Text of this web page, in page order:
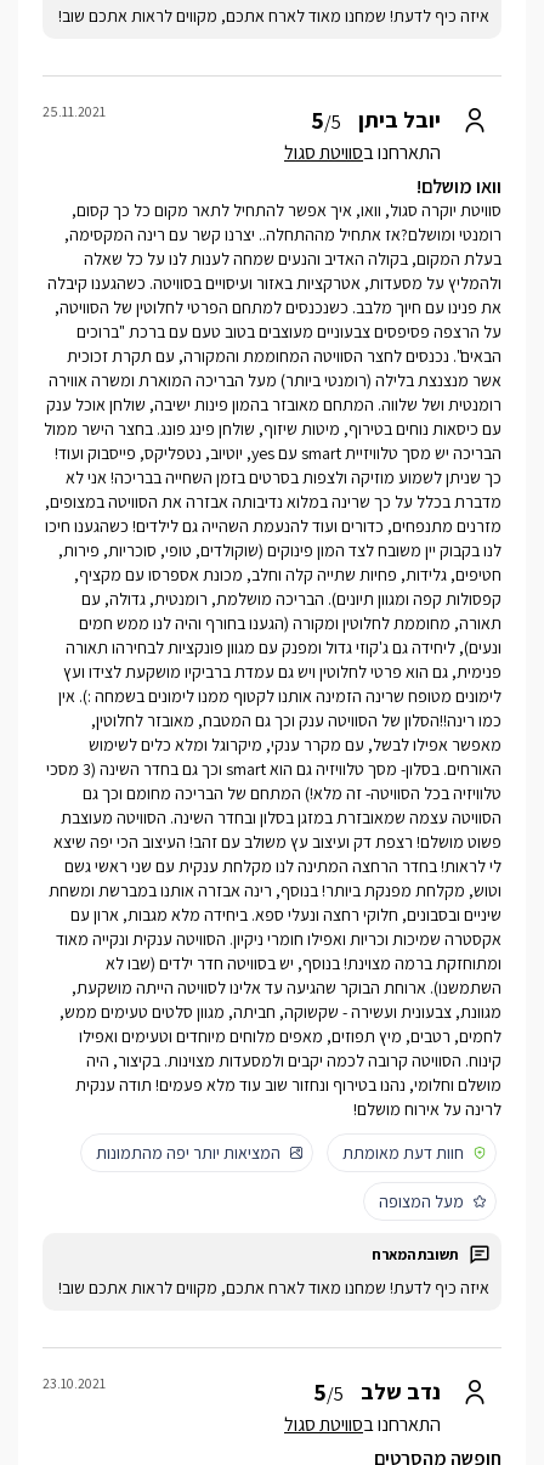
איזה כיף לדעת! שמחנו מאוד לארח אתכם, מקווים לראות אתכם שוב!
יובל ביתן 5/5
התארחנו בסוויטת סגול
25.11.2021
וואו מושלם!
סוויטת יוקרה סגול, וואו, איך אפשר להתחיל לתאר מקום כל כך קסום,
רומנטי ומושלם?אז אתחיל מההתחלה.. יצרנו קשר עם רינה המקסימה,
בעלת המקום, בקולה האדיב והנעים שמחה לענות לנו על כל שאלה
ולהמליץ על מסעדות, אטרקציות באזור ועיסויים בסוויטה. כשהגענו קיבלה
את פנינו עם חיוך מלבב. כשנכנסים למתחם הפרטי לחלוטין של הסוויטה,
על הרצפה פסיפסים צבעוניים מעוצבים בטוב טעם עם ברכת "ברוכים
הבאים". נכנסים לחצר הסוויטה המחוממת והמקורה, עם תקרת זכוכית
אשר מנצנצת בלילה (רומנטי ביותר) מעל הבריכה המוארת ומשרה אווירה
רומנטית ושל שלווה. המתחם מאובזר בהמון פינות ישיבה, שולחן אוכל ענק
עם כיסאות נוחים בטירוף, מיטות שיזוף, שולחן פינג פונג. בחצר הישר ממול
הבריכה יש מסך טלוויזיית smart עם yes, יוטיוב, נטפליקס, פייסבוק ועוד!
כך שניתן לשמוע מוזיקה ולצפות בסרטים בזמן השחייה בבריכה! אני לא
מדברת בכלל על כך שרינה במלוא נדיבותה אבזרה את הסוויטה במצופים,
מזרנים מתנפחים, כדורים ועוד להנעמת השהייה גם לילדים! כשהגענו חיכו
לנו בקבוק יין משובח לצד המון פינוקים (שוקולדים, טופי, סוכריות, פירות,
חטיפים, גלידות, פחיות שתייה קלה וחלב, מכונת אספרסו עם מקציף,
קפסולות קפה ומגוון תיונים). הבריכה מושלמת, רומנטית, גדולה, עם
תאורה, מחוממת לחלוטין ומקורה (הגענו בחורף והיה לנו ממש חמים
ונעים), ליחידה גם ג'קוזי גדול ומפנק עם מגוון פונקציות לבחירהו תאורה
פנימית, גם הוא פרטי לחלוטין ויש גם עמדת ברביקיו מושקעת לצידו ועץ
לימונים מטופח שרינה הזמינה אותנו לקטוף ממנו לימונים בשמחה :). אין
כמו רינה!!הסלון של הסוויטה ענק וכך גם המטבח, מאובזר לחלוטין,
מאפשר אפילו לבשל, עם מקרר ענקי, מיקרוגל ומלא כלים לשימוש
האורחים. בסלון- מסך טלוויזיה גם הוא smart וכך גם בחדר השינה (3 מסכי
טלוויזיה בכל הסוויטה- זה מלא!) המתחם של הבריכה מחומם וכך גם
הסוויטה עצמה שמאובזרת במזגן בסלון ובחדר השינה. הסוויטה מעוצבת
פשוט מושלם! רצפת דק ועיצוב עץ משולב עם זהב! העיצוב הכי יפה שיצא
לי לראות! בחדר הרחצה המתינה לנו מקלחת ענקית עם שני ראשי גשם
וטוש, מקלחת מפנקת ביותר! בנוסף, רינה אבזרה אותנו במברשת ומשחת
שיניים ובסבונים, חלוקי רחצה ונעלי ספא. ביחידה מלא מגבות, ארון עם
אקסטרה שמיכות וכריות ואפילו חומרי ניקיון. הסוויטה ענקית ונקייה מאוד
ומתוחזקת ברמה מצוינת! בנוסף, יש בסוויטה חדר ילדים (שבו לא
השתמשנו). ארוחת הבוקר שהגיעה עד אלינו לסוויטה הייתה מושקעת,
מגוונת, צבעונית ועשירה - שקשוקה, חביתה, מגוון סלטים טעימים ממש,
לחמים, רטבים, מיץ תפוזים, מאפים מלוחים מיוחדים וטעימים ואפילו
קינוח. הסוויטה קרובה לכמה יקבים ולמסעדות מצוינות. בקיצור, היה
מושלם וחלומי, נהנו בטירוף ונחזור שוב עוד מלא פעמים! תודה ענקית
לרינה על אירוח מושלם!
חוות דעת מאומתת
המציאות יותר יפה מהתמונות
מעל המצופה
איזה כיף לדעת! שמחנו מאוד לארח אתכם, מקווים לראות אתכם שוב!
נדב שלב 5/5
התארחנו בסוויטת סגול
23.10.2021
חופשה מהסרטים